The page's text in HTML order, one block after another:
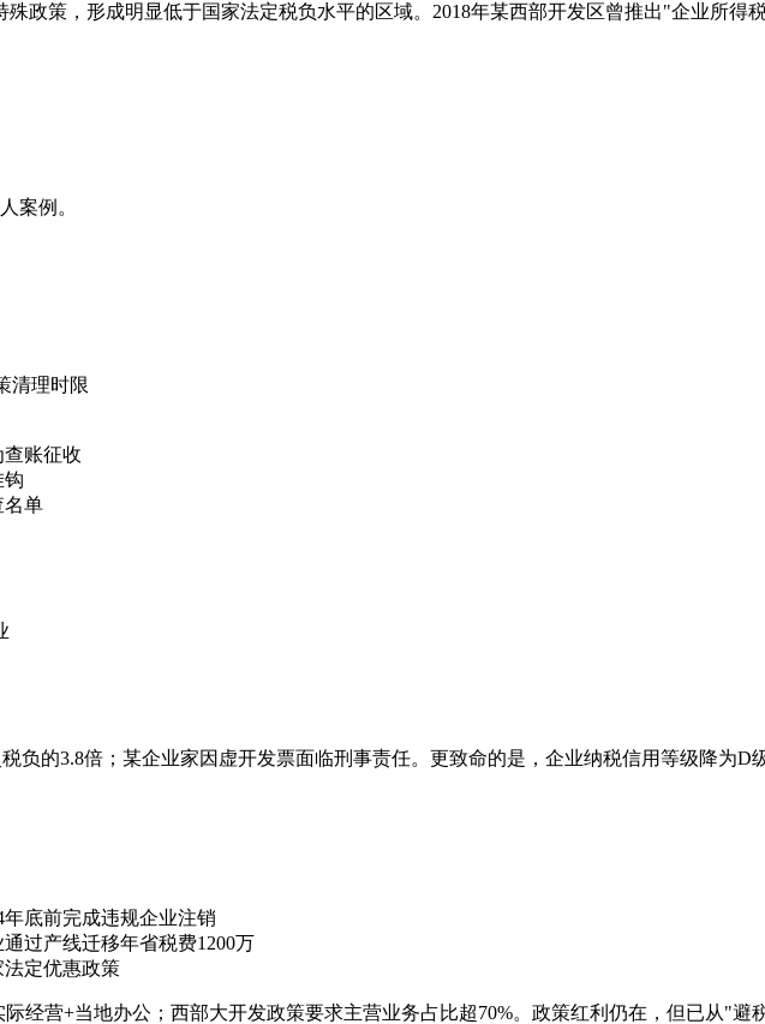
政策，形成明显低于国家法定税负水平的区域。2018年某西部开发区曾推出"企业所得
案例。
清理时限
账征收
钩
名单
负的3.8倍；某企业家因虚开发票面临刑事责任。更致命的是，企业纳税信用等级降为D
底前完成违规企业注销
过产线迁移年省税费1200万
定优惠政策
经营+当地办公；西部大开发政策要求主营业务占比超70%。政策红利仍在，但已从"避